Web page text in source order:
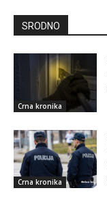
SRODNO
Crna kronika
Crna kronika